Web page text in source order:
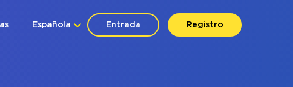
Entrada Registro
Española